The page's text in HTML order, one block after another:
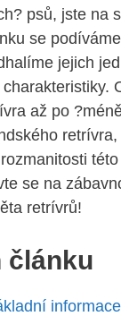
psů, jste na
se
jejich
až po
se na
retrívrů!
článku